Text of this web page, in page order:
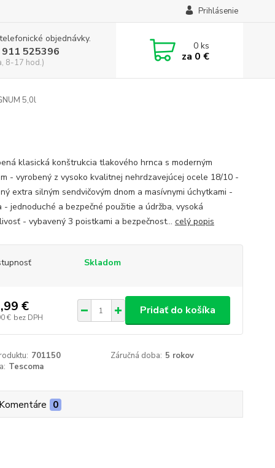
Prihlásenie
objednávky.
525396
8-17 hod.)
0ks
za 0 €
5,0l
klasická konštrukcia tlakového hrnca s moderným
- vyrobený z vysoko kvalitnej nehrdzavejúcej ocele 18/10 -
extra silným sendvičovým dnom a masívnymi úchytkami -
- jednoduché a bezpečné použitie a údržba, vysoká
- vybavený 3 poistkami a bezpečnost... celý popis
Skladom
€
€ bez DPH
Pridať do košíka
701150 Záručná doba: 5 rokov
Tescoma
0